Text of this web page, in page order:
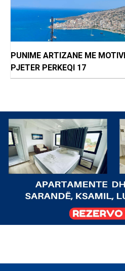
PUNIME ARTIZANE ME
PJETER PERKEQI 17